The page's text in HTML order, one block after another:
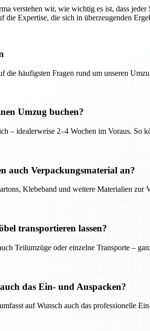
verstehen wir, wie wichtig es ist, dass
die Expertise, die sich in überzeugenden
die häufigsten Fragen rund um unseren
Umzug buchen?
– idealerweise 2–4 Wochen im Voraus. So
auch Verpackungsmaterial an?
Klebeband und weitere Materialien zur
transportieren lassen?
Teilumzüge oder einzelne Transporte –
das Ein- und Auspacken?
auf Wunsch auch das professionelle